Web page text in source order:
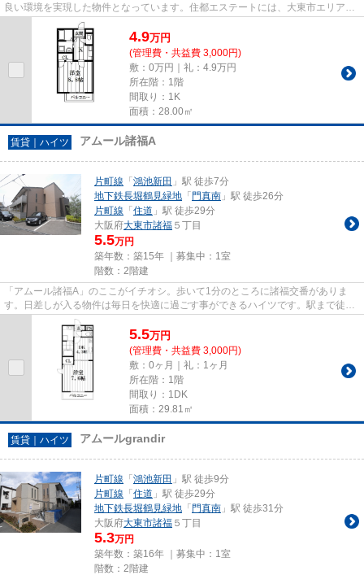
良い環境を実現した物件となっています。住都エステートには、大東市エリアの
賃貸情報が豊富です。もちろ...
4.9万円
(管理費・共益費 3,000円)
敷：0万円｜礼：4.9万円
所在階：1階
間取り：1K
面積：28.00㎡
賃貸｜ハイツ アムール諸福A
片町線 「 鴻池新田 」駅 徒歩7分
地下鉄長堀鶴見緑地 「 門真南 」駅 徒歩26分
片町線 「 住道 」駅 徒歩29分
大阪府大東市諸福 ５丁目
5.5万円
築年数：築15年 ｜募集中： 1室
階数：2階建
「アムール諸福A」のここがイチオシ。歩いて1分のところに諸福交番がありま
す。日差しが入る物件は毎日を快適に過ごす事ができるハイツです。駅まで徒歩
7分なので、アクセスの良い物件...
5.5万円
(管理費・共益費 3,000円)
敷：0ヶ月｜礼：1ヶ月
所在階：1階
間取り：1DK
面積：29.81㎡
賃貸｜ハイツ アムールgrandir
片町線 「 鴻池新田 」駅 徒歩9分
片町線 「 住道 」駅 徒歩29分
地下鉄長堀鶴見緑地 「 門真南 」駅 徒歩31分
大阪府大東市諸福 ５丁目
5.3万円
築年数：築16年 ｜募集中： 1室
階数：2階建